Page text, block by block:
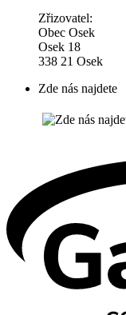
Zřizovatel:
Obec Osek
Osek 18
338 21 Osek
Zde nás najdete